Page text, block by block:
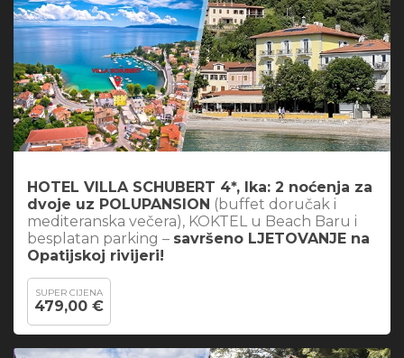
HOTEL VILLA SCHUBERT 4*, Ika: 2 noćenja za
dvoje uz POLUPANSION (buffet doručak i
mediteranska večera), KOKTEL u Beach Baru i
besplatan parking – savršeno LJETOVANJE na
Opatijskoj rivijeri!
SUPER CIJENA
479,00 €